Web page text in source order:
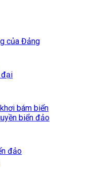
của Đảng
đại
bám biển
biển đảo
đảo